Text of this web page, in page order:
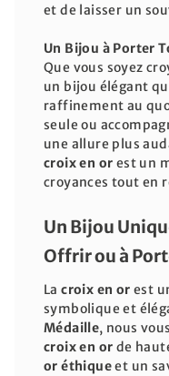
et de laisser un
Un Bijou à Porter
Que vous soyez
un bijou élégant
raffinement au
seule ou
une allure plus
croix en or est un
croyances tout en
Un Bijou
Offrir ou à
Lacroix en or est
symbolique et
Médaille, nous
croix en or de
or éthiqueet un